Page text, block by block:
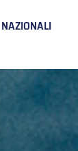
NAZIONALI